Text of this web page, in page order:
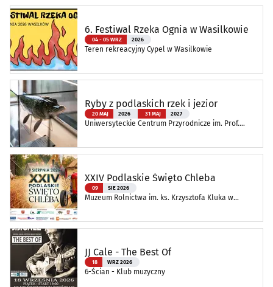
6. Festiwal Rzeka Ognia w Wasilkowie
04 - 05 WRZ 2026
Teren rekreacyjny Cypel w Wasilkowie
Ryby z podlaskich rzek i jezior
20 MAJ 2026 31 MAJ 2027
Uniwersyteckie Centrum Przyrodnicze im. Prof.
XXIV Podlaskie Święto Chleba
09 SIE 2026
Muzeum Rolnictwa im. ks. Krzysztofa Kluka w
JJ Cale - The Best Of
18 WRZ 2026
6-Ścian - Klub muzyczny